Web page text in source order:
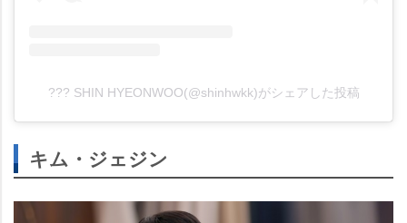
??? SHIN HYEONWOO(@shinhwkk)がシェアした投稿
キム・ジェジン